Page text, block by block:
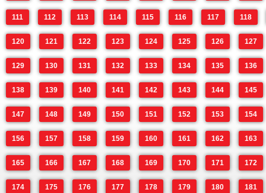
111 112 113 114 115 116 117 118
120 121 122 123 124 125 126 127
129 130 131 132 133 134 135 136
138 139 140 141 142 143 144 145
147 148 149 150 151 152 153 154
156 157 158 159 160 161 162 163
165 166 167 168 169 170 171 172
174 175 176 177 178 179 180 181